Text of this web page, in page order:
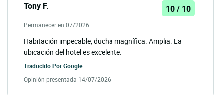
Tony F. 10 / 10
Permanecer en 07/2026
Habitación impecable, ducha magnífica. Amplia. La
ubicación del hotel es excelente.
Traducido PorGoogle
Opinión presentada 14/07/2026